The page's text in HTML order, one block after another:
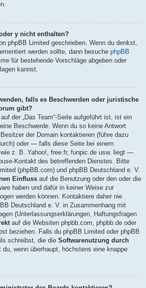
y nicht enthalten?
phpBB Limited geschrieben. Wenn du denkst,
werden sollte, dann besuche phpBB
für bestehende Vorschläge abgeben oder
kannst.
falls es Beschwerden oder juristische
gibt?
der „Das Team“-Seite aufgeführt ist, ist ein
Beschwerde. Wenn du so keine Antwort
der Domain kontaktieren (führe dazu
oder — falls diese Seite bei einem
z. B. Yahoo!, free.fr, funpic.de usw. liegt —
Kontakt des betreffenden Dienstes. Bitte
(phpBB.com) und phpBB Deutschland e. V.
Einfluss auf die Benutzung oder den oder die
haben und dafür in keiner Weise zur
werden können. Kontaktiere daher nie
Deutschland e. V. in Zusammenhang mit
(Unterlassungserklärungen, Haftungsfragen
auf die Websiten phpbb.com, phpbb.de oder
beziehen. Falls du phpBB Limited oder phpBB
schreibst, die die Softwarenutzung durch
wenn überhaupt, höchstens eine knappe